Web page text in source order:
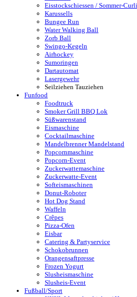
Eisstockschiessen / Sommer-
Karussells
Bungee Run
Water Walking Ball
Zorb Ball
Swingo-Kegeln
Airhockey
Sumoringen
Dartautomat
Lasergewehr
Seilziehen Tauziehen
Funfood
Foodtruck
Smoker Grill BBQ Lok
Süßwarenstand
Eismaschine
Cocktailmaschine
Mandelbrenner Mandelstand
Popcornmaschine
Popcorn-Event
Zuckerwattemaschine
Zuckerwatte-Event
Softeismaschinen
Donut-Roboter
Hot Dog Stand
Waffeln
Crêpes
Pizza-Ofen
Eisbar
Catering & Partyservice
Schokobrunnen
Orangensaftpresse
Frozen Yogurt
Slusheismaschine
Slusheis-Event
Fußball/Sport